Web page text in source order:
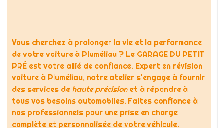
Vous cherchez à prolonger la vie et la performance
de votre voiture à Pluméliau ? Le GARAGE DU PETIT
PRÉ est votre allié de confiance. Expert en révision
voiture à Pluméliau, notre atelier s'engage à fournir
des services de haute précisionet à répondre à
tous vos besoins automobiles. Faites confiance à
nos professionnels pour une prise en charge
complète et personnalisée de votre véhicule.